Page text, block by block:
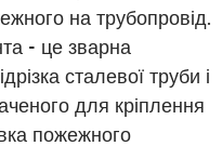
на трубопровід.
- це зварна
сталевої труби і
для кріплення
пожежного